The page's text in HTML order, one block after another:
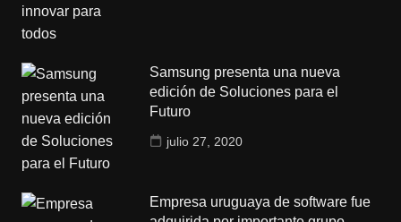
Samsung presenta una nueva
edición de Soluciones para el
Futuro
julio 27, 2020
Empresa uruguaya de software fue